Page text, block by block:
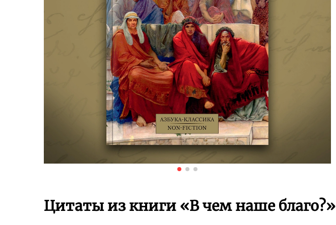
Цитаты из книги «В чем наше благо?»